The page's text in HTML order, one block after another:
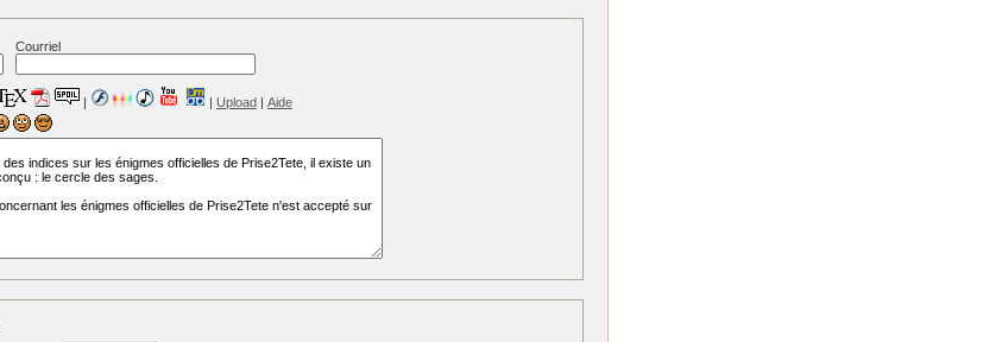
Courriel
| | Upload | Aide